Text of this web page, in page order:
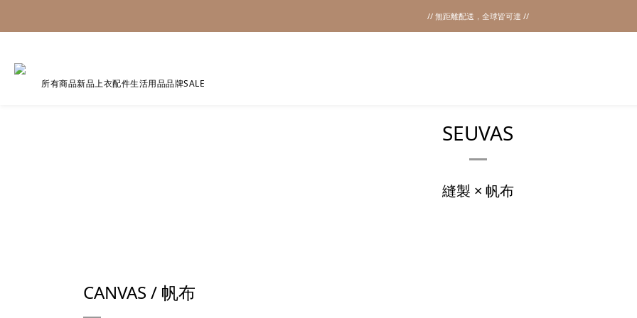
2026SS SALE
// 無距離配送，全球皆可達 //
所有商品新品上衣配件生活用品品牌SALE
SEUVAS
縫製 × 帆布
CANVAS / 帆布